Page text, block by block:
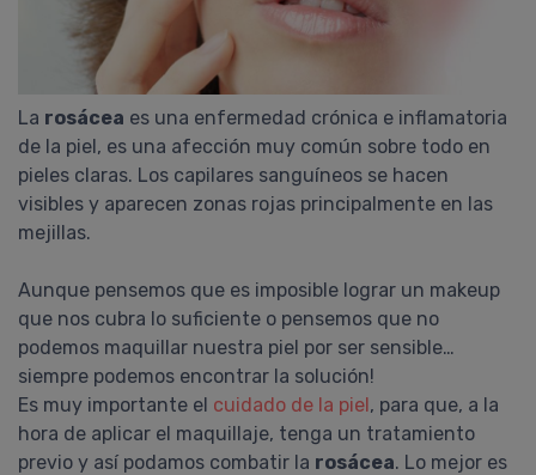
La rosácea es una enfermedad crónica e inflamatoria
de la piel, es una afección muy común sobre todo en
pieles claras. Los capilares sanguíneos se hacen
visibles y aparecen zonas rojas principalmente en las
mejillas.
Aunque pensemos que es imposible lograr un makeup
que nos cubra lo suficiente o pensemos que no
podemos maquillar nuestra piel por ser sensible…
siempre podemos encontrar la solución!
Es muy importante el cuidado de la piel, para que, a la
hora de aplicar el maquillaje, tenga un tratamiento
previo y así podamos combatir la rosácea. Lo mejor es